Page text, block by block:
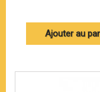
Ajouter au